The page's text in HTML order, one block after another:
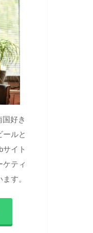
好き
ールと
イト
ケティ
す。